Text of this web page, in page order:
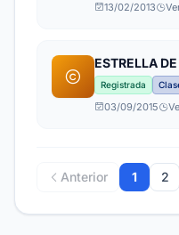
13/02/2013
ESTRELLA
Registrada
03/09/2015
Anterior 1 2